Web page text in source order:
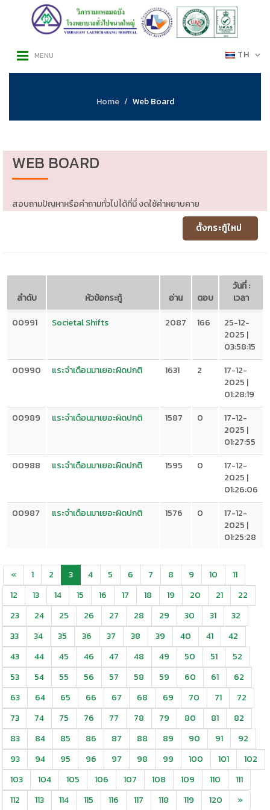
TH
MENU
Home Web Board
WEB BOARD
สอบถามปัญหาหรือคำถามทั่วไปได้ที่นี่ งดใช้คำหยาบคาย
ตั้งกระทู้ใหม่
ลำดับ หัวข้อกระทู้ อ่าน ตอบ
วันที่ :
เวลา
00991
Societal Shifts 2087 166
25-12-
2025 |
03:58:15
00990
แระจำเดือนมาเยอะผิดปกติ 1631 2
17-12-
2025 |
01:28:19
00989
แระจำเดือนมาเยอะผิดปกติ 1587 0
17-12-
2025 |
01:27:55
00988
แระจำเดือนมาเยอะผิดปกติ 1595 0
17-12-
2025 |
01:26:06
00987
แระจำเดือนมาเยอะผิดปกติ 1576 0
17-12-
2025 |
01:25:28
« 1 2 3 4 5 6 7 8 9 10
11
12
13 14 15 16 17 18 19 20 21
22
23
24 25 26 27 28 29 30 31
32
33
34 35 36 37 38 39 40 41
42
43
44 45 46 47 48 49 50 51
52
53
54 55 56 57 58 59 60 61
62
63
64 65 66 67 68 69 70 71
72
73
74 75 76 77 78 79 80 81
82
83
84 85 86 87 88 89 90 91
92
93
94 95 96 97 98 99 100 101
102
103
104 105 106 107 108 109 110
111
112
113 114 115 116 117 118 119 120 »